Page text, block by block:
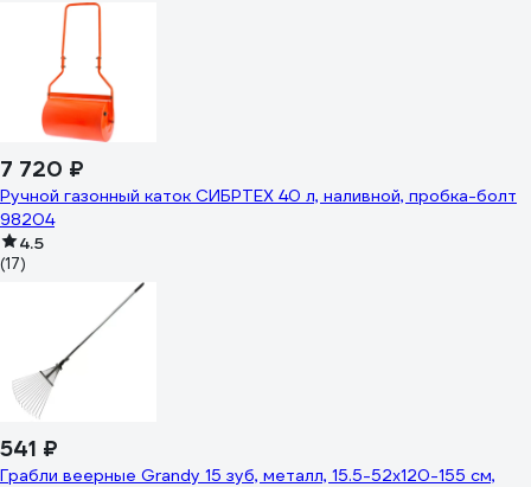
7 720 ₽
Ручной газонный каток СИБРТЕХ 40 л, наливной, пробка-болт
98204
4.5
(17)
541 ₽
Грабли веерные Grandy 15 зуб, металл, 15.5-52х120-155 см,